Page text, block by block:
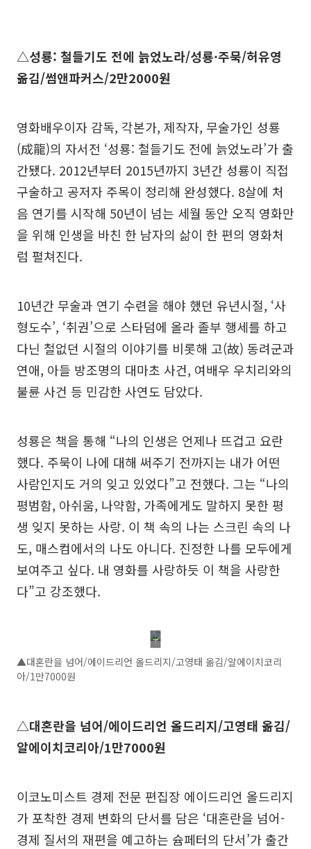
△성룡: 철들기도 전에 늙었노라/성룡·주묵/허유영
옮김/썸앤파커스/2만2000원
영화배우이자 감독, 각본가, 제작자, 무술가인 성룡
(成龍)의 자서전 ‘성룡: 철들기도 전에 늙었노라’가 출
간됐다. 2012년부터 2015년까지 3년간 성룡이 직접
구술하고 공저자 주목이 정리해 완성했다. 8살에 처
음 연기를 시작해 50년이 넘는 세월 동안 오직 영화만
을 위해 인생을 바친 한 남자의 삶이 한 편의 영화처
럼 펼쳐진다.
10년간 무술과 연기 수련을 해야 했던 유년시절, ‘사
형도수’, ‘취권’으로 스타덤에 올라 졸부 행세를 하고
다닌 철없던 시절의 이야기를 비롯해 고(故) 동려군과
연애, 아들 방조명의 대마초 사건, 여배우 우치리와의
불륜 사건 등 민감한 사연도 담았다.
성룡은 책을 통해 “나의 인생은 언제나 뜨겁고 요란
했다. 주묵이 나에 대해 써주기 전까지는 내가 어떤
사람인지도 거의 잊고 있었다”고 전했다. 그는 “나의
평범함, 아쉬움, 나약함, 가족에게도 말하지 못한 평
생 잊지 못하는 사랑. 이 책 속의 나는 스크린 속의 나
도, 매스컴에서의 나도 아니다. 진정한 나를 모두에게
보여주고 싶다. 내 영화를 사랑하듯 이 책을 사랑한
다”고 강조했다.
▲대혼란을 넘어/에이드리언 올드리지/고영태 옮김/알에이치코리
아/1만7000원
△대혼란을 넘어/에이드리언 올드리지/고영태 옮김/
알에이치코리아/1만7000원
이코노미스트 경제 전문 편집장 에이드리언 올드리지
가 포착한 경제 변화의 단서를 담은 ‘대혼란을 넘어-
경제 질서의 재편을 예고하는 슘페터의 단서’가 출간